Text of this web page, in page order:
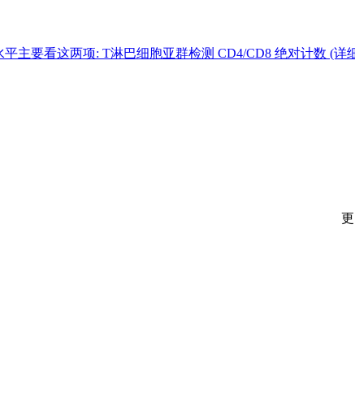
平主要看这两项: T淋巴细胞亚群检测 CD4/CD8 绝对计数 (详